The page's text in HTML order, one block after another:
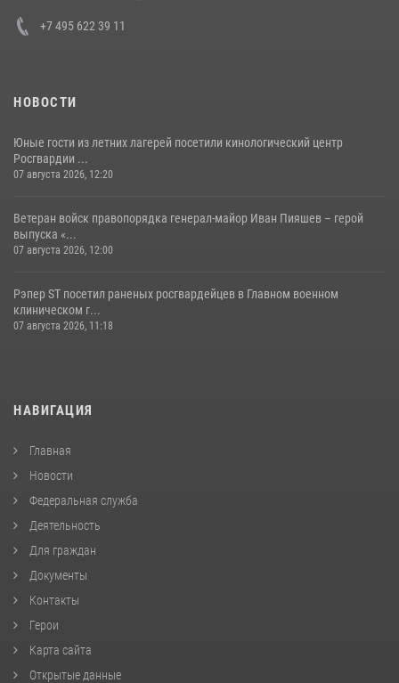
+7 495 622 39 11
НОВОСТИ
Юные гости из летних лагерей посетили кинологический центр
Росгвардии ...
07 августа 2026, 12:20
Ветеран войск правопорядка генерал-майор Иван Пияшев – герой
выпуска «...
07 августа 2026, 12:00
Рэпер ST посетил раненых росгвардейцев в Главном военном
клиническом г...
07 августа 2026, 11:18
НАВИГАЦИЯ
Главная
Новости
Федеральная служба
Деятельность
Для граждан
Документы
Контакты
Герои
Карта сайта
Открытые данные